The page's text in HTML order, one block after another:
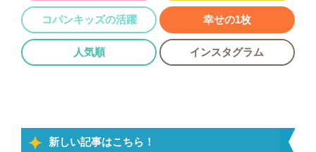
コパンキッズの活躍 幸せの1枚
人気順 インスタグラム
新しい記事はこちら！